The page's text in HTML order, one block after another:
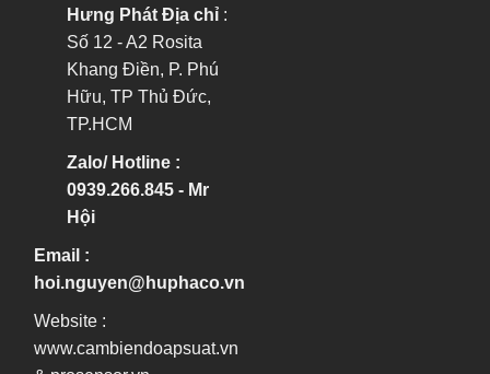
Hưng Phát Địa chỉ :
Số 12 - A2 Rosita
Khang Điền, P. Phú
Hữu, TP Thủ Đức,
TP.HCM
Zalo/ Hotline :
0939.266.845 - Mr
Hội
Email :
hoi.nguyen@huphaco.vn
Website :
www.cambiendoapsuat.vn